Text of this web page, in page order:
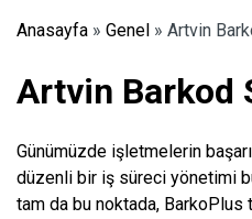
Anasayfa » Genel » Artvin
Artvin Barkod
Günümüzde işletmelerin
düzenli bir iş süreci yönetimi
tam da bu noktada, BarkoPlus